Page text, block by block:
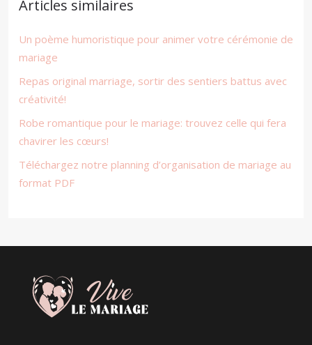
Articles similaires
Un poème humoristique pour animer votre cérémonie de
mariage
Repas original marriage, sortir des sentiers battus avec
créativité!
Robe romantique pour le mariage: trouvez celle qui fera
chavirer les cœurs!
Téléchargez notre planning d’organisation de mariage au
format PDF